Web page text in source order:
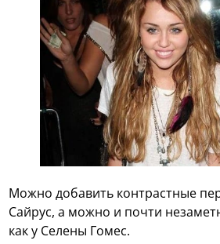
Можно добавить контрастные
Сайрус, а можно и почти
как у Селены Гомес.